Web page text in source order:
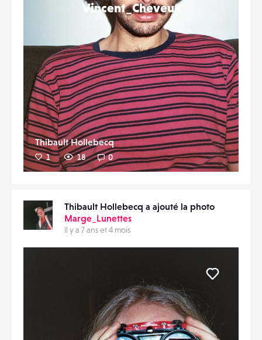
Vincent_Cheveux
Thibault Hollebecq
1 18 0
Thibault Hollebecq a ajouté la photo
Marge_Lunettes
Il y a 7 ans et 4 mois